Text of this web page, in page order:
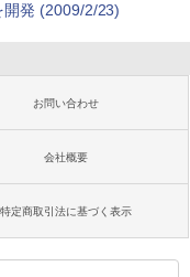
発 (2009/2/23)
お問い合わせ
会社概要
特定商取引法に基づく表示